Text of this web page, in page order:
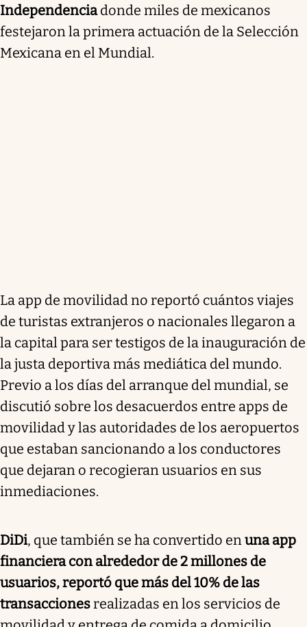
Independenciadonde miles de mexicanos
festejaron la primera actuación de la Selección
Mexicana en el Mundial.
La app de movilidad no reportó cuántos viajes
de turistas extranjeros o nacionales llegaron a
la capital para ser testigos de la inauguración de
la justa deportiva más mediática del mundo.
Previo a los días del arranque del mundial, se
discutió sobre los desacuerdos entre apps de
movilidad y las autoridades de los aeropuertos
que estaban sancionando a los conductores
que dejaran o recogieran usuarios en sus
inmediaciones.
DiDi, que también se ha convertido enuna app
financiera con alrededor de 2 millones de
usuarios, reportó que más del 10% de las
transaccionesrealizadas en los servicios de